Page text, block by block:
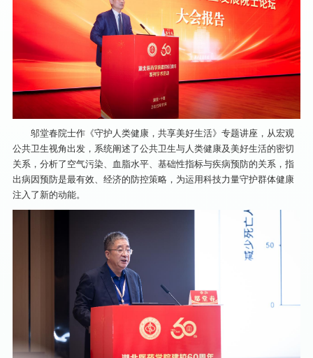
邬堂春院士作《守护人类健康，共享美好生活》专题讲座，从宏观
公共卫生视角出发，系统阐述了公共卫生与人类健康及美好生活的密切
关系，分析了空气污染、血脂水平、基础性指标与疾病预防的关系，指
出病因预防是最有效、经济的防控策略，为运用科技力量守护群体健康
注入了新的动能。